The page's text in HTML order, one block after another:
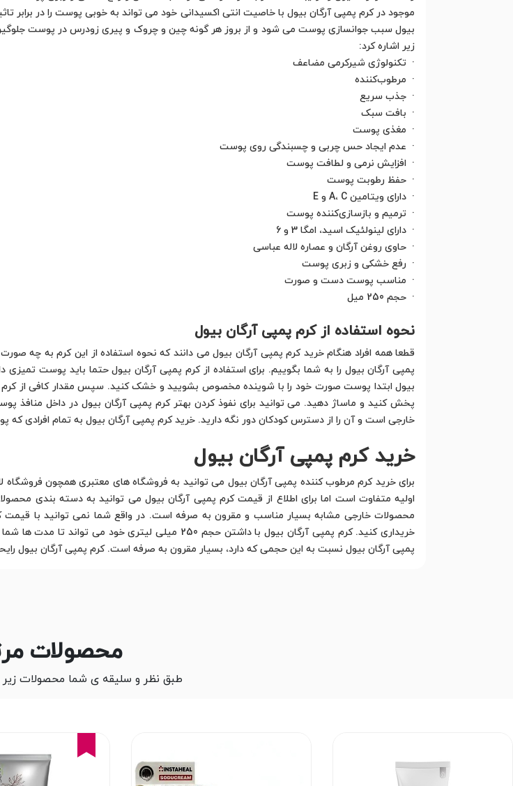
موجود در کرم پمپی آرگان بیول با خاصیت انتی اکسیدانی خود می تواند به خوبی پوست را در
بیول سبب جوانسازی پوست می شود و از بروز هر گونه چین و چروک و پیری زودرس در پوست
زیر اشاره کرد:
· تکنولوژی شیرکرمی مضاعف
· مرطوب‌کننده
· جذب سریع
· بافت سبک
· مغذی پوست
· عدم ایجاد حس چربی و چسبندگی روی پوست
· افزایش نرمی و لطافت پوست
· حفظ رطوبت پوست
· دارای ویتامین A، C و E
· ترمیم و بازسازی‌کننده پوست
· دارای لینولئیک اسید، امگا 3 و 6
· حاوی روغن آرگان و عصاره لاله عباسی
· رفع خشکی و زبری پوست
· مناسب پوست دست و صورت
· حجم 250 میل
نحوه استفاده از کرم پمپی آرگان بیول
قطعا همه افراد هنگام خرید کرم پمپی آرگان بیول می دانند که نحوه استفاده از این کرم به چه
پمپی آرگان بیول را به شما بگوییم. برای استفاده از کرم پمپی آرگان بیول حتما باید پوست
بیول ابتدا پوست صورت خود را با شوینده مخصوص بشویید و خشک کنید. سپس مقدار کافی از
پخش کنید و ماساژ دهید. می توانید برای نفوذ کردن بهتر کرم پمپی آرگان بیول در داخل منافذ
خارجی است و آن را از دسترس کودکان دور نگه دارید. خرید کرم پمپی آرگان بیول به تمام افرادی
خرید کرم پمپی آرگان بیول
برای خرید کرم مرطوب کننده پمپی آرگان بیول می توانید به فروشگاه های معتبری همچون
اولیه متفاوت است اما برای اطلاع از قیمت کرم پمپی آرگان بیول می توانید به دسته بندی
محصولات خارجی مشابه بسیار مناسب و مقرون به صرفه است. در واقع شما نمی توانید با قیمت
خریداری کنید. کرم پمپی آرگان بیول با داشتن حجم 250
پمپی آرگان بیول نسبت به این حجمی که دارد، بسیار مقرون به صرفه است. کرم پمپی آرگان بیول
محصولات
طبق نظر و سلیقه ی شما محصولات زیر